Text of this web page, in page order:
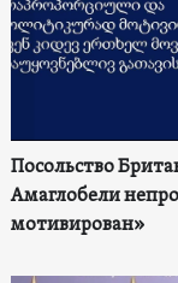
Посольство
Амаглобели
мотивирован»